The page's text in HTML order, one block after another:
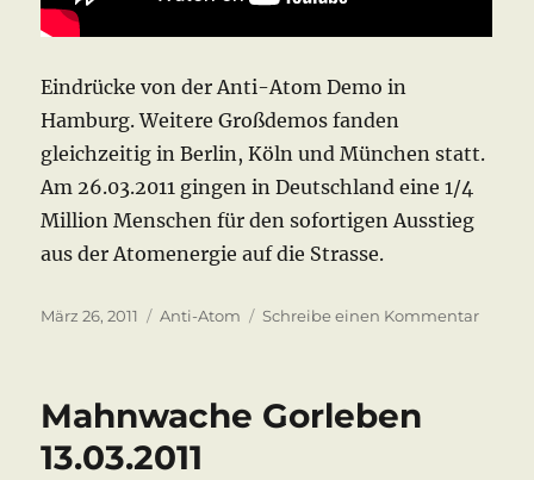
Eindrücke von der Anti-Atom Demo in
Hamburg. Weitere Großdemos fanden
gleichzeitig in Berlin, Köln und München statt.
Am 26.03.2011 gingen in Deutschland eine 1/4
Million Menschen für den sofortigen Ausstieg
aus der Atomenergie auf die Strasse.
Veröffentlicht
März 26, 2011 Kategorien
Anti-Atom Schreibe einen Kommentarzu
Mahnwache Gorleben
13.03.2011